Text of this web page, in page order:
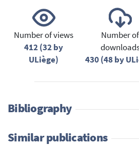
Number of views
412 (32 by
ULiège)
Number of
430 (48 by
Bibliography
Similar publications